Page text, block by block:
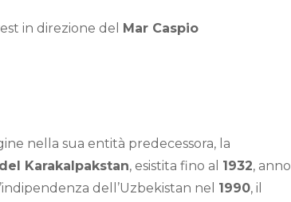
in direzione del
Mar Caspio
nella sua entità predecessora, la
Karakalpakstan, esistita fino al 1932, anno
dell’Uzbekistan nel 1990, il